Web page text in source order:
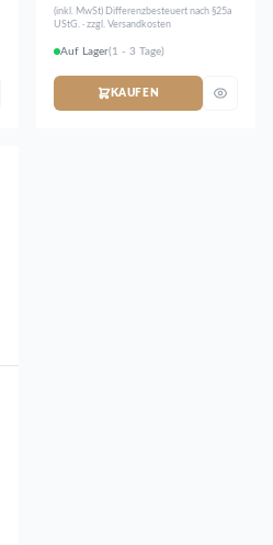
(inkl. MwSt) Differenzbesteuert nach §25a
UStG. · zzgl. Versandkosten
Auf Lager(1 - 3 Tage)
KAUFEN